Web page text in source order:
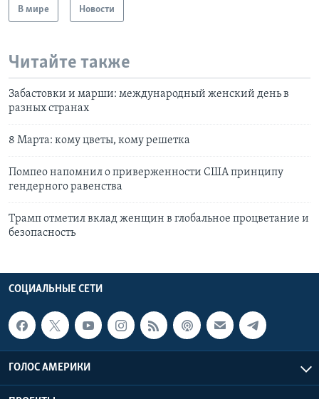
В мире Новости
Читайте также
Забастовки и марши: международный женский день в
разных странах
8 Марта: кому цветы, кому решетка
Помпео напомнил о приверженности США принципу
гендерного равенства
Трамп отметил вклад женщин в глобальное процветание и
безопасность
СОЦИАЛЬНЫЕ СЕТИ
ГОЛОС АМЕРИКИ